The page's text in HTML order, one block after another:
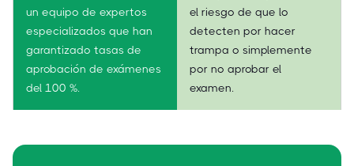
un equipo de expertos
especializados que han
garantizado tasas de
aprobación de exámenes
del 100 %.
el riesgo de que lo
detecten por hacer
trampa o simplemente
por no aprobar el
examen.